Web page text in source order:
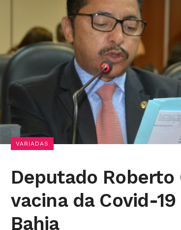
VARIADAS
Deputado
vacina da Covid-
Bahia